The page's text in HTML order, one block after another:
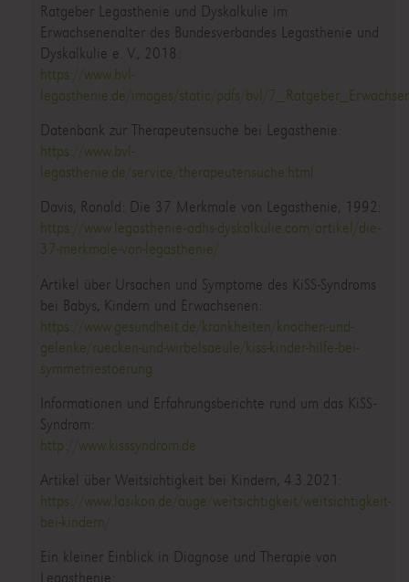
Ratgeber Legasthenie und Dyskalkulie im
Erwachsenenalter des Bundesverbandes Legasthenie und
Dyskalkulie e. V., 2018:
https://www.bvl-
legasthenie.de/images/static/pdfs/bvl/
Datenbank zur Therapeutensuche bei Legasthenie:
https://www.bvl-
legasthenie.de/service/therapeutensuche.html
Davis, Ronald: Die 37 Merkmale von Legasthenie, 1992:
https://www.legasthenie-adhs-dyskalkulie.com/artikel/die-
37-merkmale-von-legasthenie/
Artikel über Ursachen und Symptome des KiSS-Syndroms
bei Babys, Kindern und Erwachsenen:
https://www.gesundheit.de/krankheiten/knochen-und-
gelenke/ruecken-und-wirbelsaeule/kiss-kinder-hilfe-bei-
symmetriestoerung
Informationen und Erfahrungsberichte rund um das KiSS-
Syndrom:
http://www.kisssyndrom.de
Artikel über Weitsichtigkeit bei Kindern, 4.3.2021:
https://www.lasikon.de/auge/weitsichtigkeit/weitsichtigkeit-
bei-kindern/
Ein kleiner Einblick in Diagnose und Therapie von